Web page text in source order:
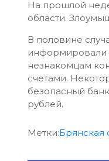
На прошлой
области.
В половине
информировали
незнакомцам
счетами.
безопасный
рублей.
Метки:Брянская